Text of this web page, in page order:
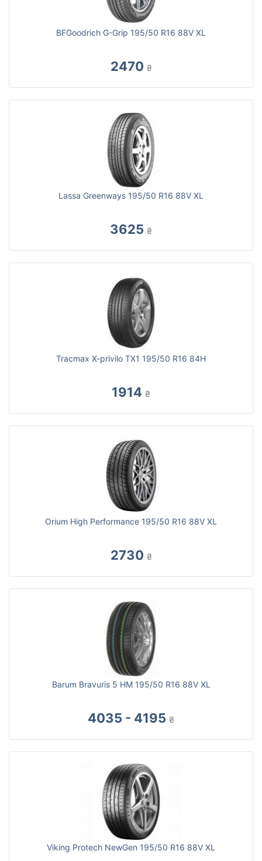
BFGoodrich G-Grip 195/50 R16 88V XL
2470 ₴
Lassa Greenways 195/50 R16 88V XL
3625 ₴
Tracmax X-privilo TX1 195/50 R16 84H
1914 ₴
Orium High Performance 195/50 R16 88V XL
2730 ₴
Barum Bravuris 5 HM 195/50 R16 88V XL
4035 - 4195 ₴
Viking Protech NewGen 195/50 R16 88V XL